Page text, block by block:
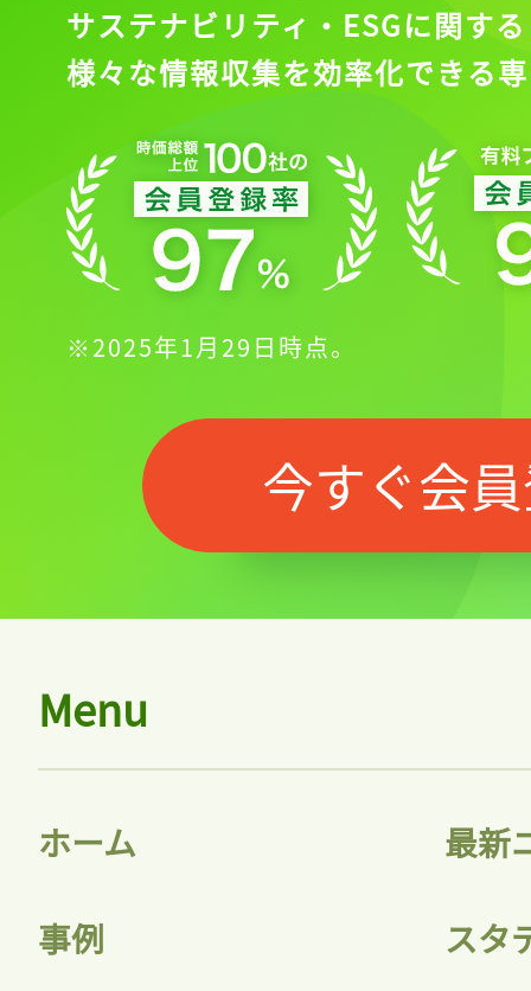
サステナビリティ・ESGに関する
様々な情報収集を効率化できる
※2025年1月29日時点。
今すぐ会
Menu
ホーム 最新
事例 スタ